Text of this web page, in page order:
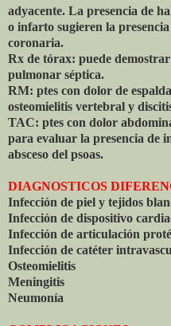
adyacente. La presencia de
o infarto sugieren la
coronaria.
Rx de tórax: puede
pulmonar séptica.
RM: ptes con dolor de
osteomielitis vertebral y
TAC: ptes con dolor
para evaluar la presencia de
absceso del psoas.
DIAGNOSTICOS
Infección de piel y tejidos
Infección de dispositivo
Infección de articulación
Infección de catéter
Osteomielitis
Meningitis
Neumonía